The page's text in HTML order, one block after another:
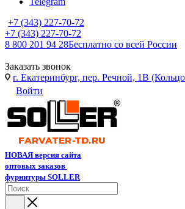
+7 (343) 227-70-72
+7 (343) 227-70-72
8 800 201 94 28Бесплатно со всей России
Заказать звонок
г. Екатеринбург, пер. Речной, 1В
Войти
НОВАЯ версия сайта
оптовых заказов
фурнитуры SOLLER